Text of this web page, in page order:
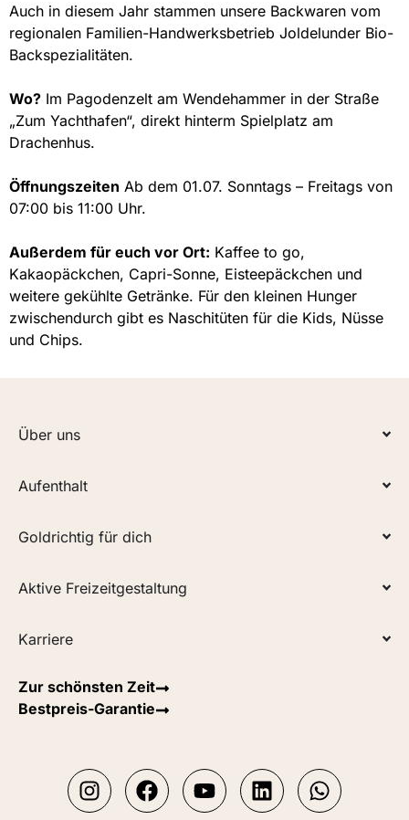
Auch in diesem Jahr stammen unsere Backwaren vom
regionalen Familien-Handwerksbetrieb Joldelunder Bio-
Backspezialitäten.
Wo? Im Pagodenzelt am Wendehammer in der Straße
„Zum Yachthafen“, direkt hinterm Spielplatz am
Drachenhus.
Öffnungszeiten Ab dem 01.07. Sonntags – Freitags von
07:00 bis 11:00 Uhr.
Außerdem für euch vor Ort: Kaffee to go,
Kakaopäckchen, Capri-Sonne, Eisteepäckchen und
weitere gekühlte Getränke. Für den kleinen Hunger
zwischendurch gibt es Naschitüten für die Kids, Nüsse
und Chips.
Über uns
Aufenthalt
Goldrichtig für dich
Aktive Freizeitgestaltung
Karriere
Zur schönsten Zeit
Bestpreis-Garantie